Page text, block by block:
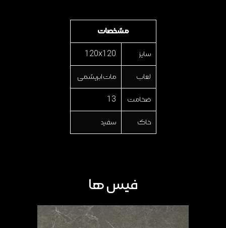
مشخصات
سایز 120x120
لعاب مات ابریشمی
ضخامت 13
خاک سفید
فیس ها